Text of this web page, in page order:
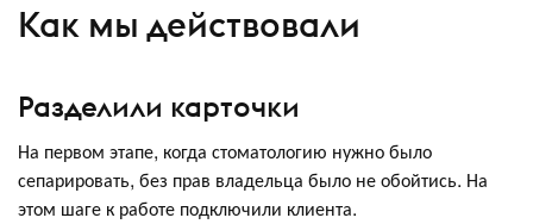
Как мы действовали
Разделили карточки
На первом этапе, когда стоматологию нужно было
сепарировать, без прав владельца было не обойтись. На
этом шаге к работе подключили клиента.